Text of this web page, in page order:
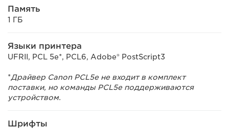
Память
1 ГБ
Языки принтера
UFRII, PCL 5e*, PCL6, Adobe® PostScript3
*Драйвер Canon PCL5e не входит в комплект
поставки, но команды PCL5e поддерживаются
устройством.
Шрифты